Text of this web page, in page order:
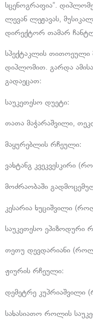
სცენოგრაფია”.
ლევან ლეჟავას,
დირექტორ თამარ
სპექტაკლის
დიპლომით. გარდა
გადაეცათ:
საუკეთესო დუეტი:
თათა მაჭარაშვილი,
მაყურებლის რჩეული:
ვახტანგ კვეკვესკირი
მოძრაობაში
კესარია ხუციშვილი
საუკეთესო ეპიზოდური
თეთუ დევდარიანი
ჟიურის რჩეული:
დემეტრე კუპრიაშვილი
სახასიათო როლის